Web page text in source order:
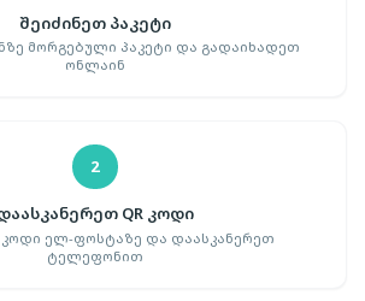
შეიძინეთ პაკეტი
მორგებული პაკეტი და გადაიხადეთ
ონლაინ
2
QR კოდი
კოდი ელ-ფოსტაზე და დაასკანერეთ
ტელეფონით